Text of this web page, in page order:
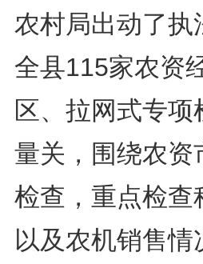
农村局出动了
全县115家农资
区、拉网式专
量关，围绕农资
检查，重点检查
以及农机销售